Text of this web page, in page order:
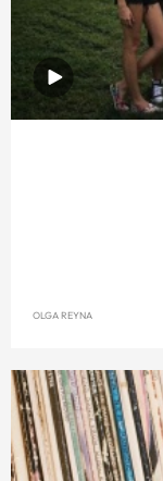
OLGA REYNA